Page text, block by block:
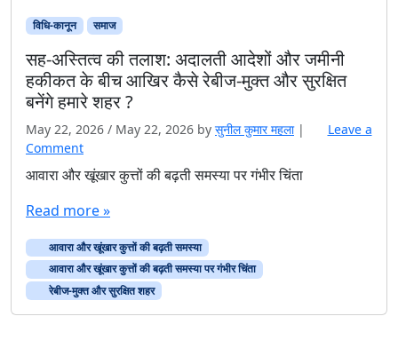
विधि-कानून समाज
सह-अस्तित्व की तलाश: अदालती आदेशों और जमीनी
हकीकत के बीच आखिर कैसे रेबीज-मुक्त और सुरक्षित
बनेंगे हमारे शहर ?
May 22, 2026 / May 22, 2026 by सुनील कुमार महला |
Leave a
Comment
आवारा और खूंखार कुत्तों की बढ़ती समस्या पर गंभीर चिंता
Read more »
आवारा और खूंखार कुत्तों की बढ़ती समस्या
आवारा और खूंखार कुत्तों की बढ़ती समस्या पर गंभीर चिंता
रेबीज-मुक्त और सुरक्षित शहर